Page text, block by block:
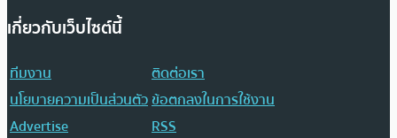
เกี่ยวกับเว็บไซต์นี้
ทีมงาน
ติดต่อเรา
นโยบายความเป็นส่วนตัวข้อตกลงในการใช้งาน
Advertise
RSS